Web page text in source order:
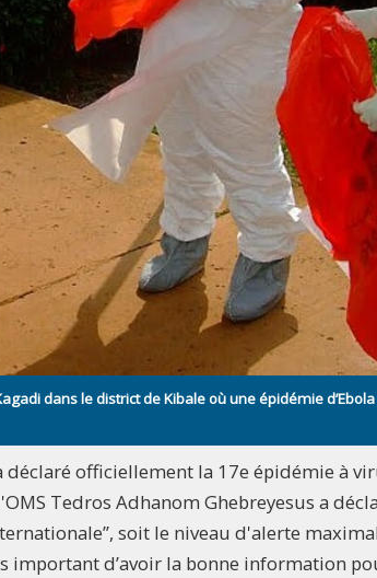
dans le district de Kibale où une épidémie
officiellement la 17e épidémie à
Tedros Adhanom Ghebreyesus a
soit le niveau d'alerte
d’avoir la bonne information